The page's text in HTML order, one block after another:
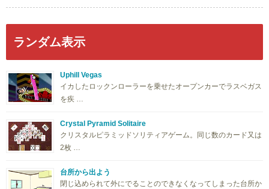
ランダム表示
Uphill Vegas
イカしたロックンローラーを乗せたオープンカーでラスベガス
を疾 …
Crystal Pyramid Solitaire
クリスタルピラミッドソリティアゲーム。同じ数のカード又は
2枚 …
台所から出よう
閉じ込められて外にでることのできなくなってしまった台所か